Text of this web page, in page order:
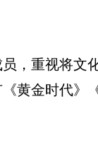
重视将文
黄金时代》